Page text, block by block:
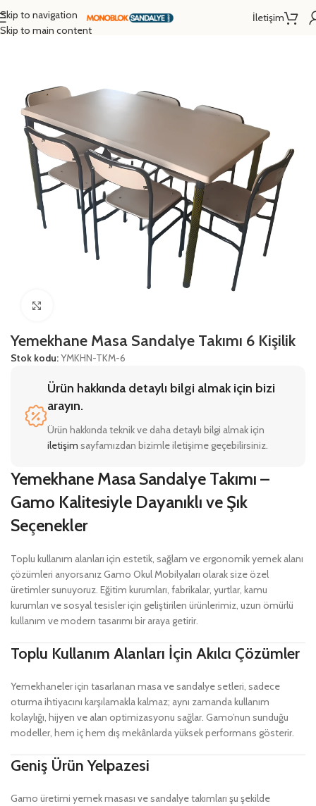
Skip to navigation
Skip to main content
İletişim
Ana Sayfa /Konsept Gruplar
Yemekhane Masa Sandalye Takımı 6 Kişilik
Stok kodu:YMKHN-TKM-6
Ürün hakkında detaylı bilgi almak için bizi
arayın.
Ürün hakkında teknik ve daha detaylı bilgi almak için
iletişim sayfamızdan bizimle iletişime geçebilirsiniz.
Yemekhane Masa Sandalye Takımı –
Gamo Kalitesiyle Dayanıklı ve Şık
Seçenekler
Toplu kullanım alanları için estetik, sağlam ve ergonomik yemek alanı
çözümleri arıyorsanız Gamo Okul Mobilyaları olarak size özel
üretimler sunuyoruz. Eğitim kurumları, fabrikalar, yurtlar, kamu
kurumları ve sosyal tesisler için geliştirilen ürünlerimiz, uzun ömürlü
kullanım ve modern tasarımı bir araya getirir.
Toplu Kullanım Alanları İçin Akılcı Çözümler
Yemekhaneler için tasarlanan masa ve sandalye setleri, sadece
oturma ihtiyacını karşılamakla kalmaz; aynı zamanda kullanım
kolaylığı, hijyen ve alan optimizasyonu sağlar. Gamo’nun sunduğu
modeller, hem iç hem dış mekânlarda yüksek performans gösterir.
Geniş Ürün Yelpazesi
Gamo üretimi yemek masası ve sandalye takımları şu şekilde